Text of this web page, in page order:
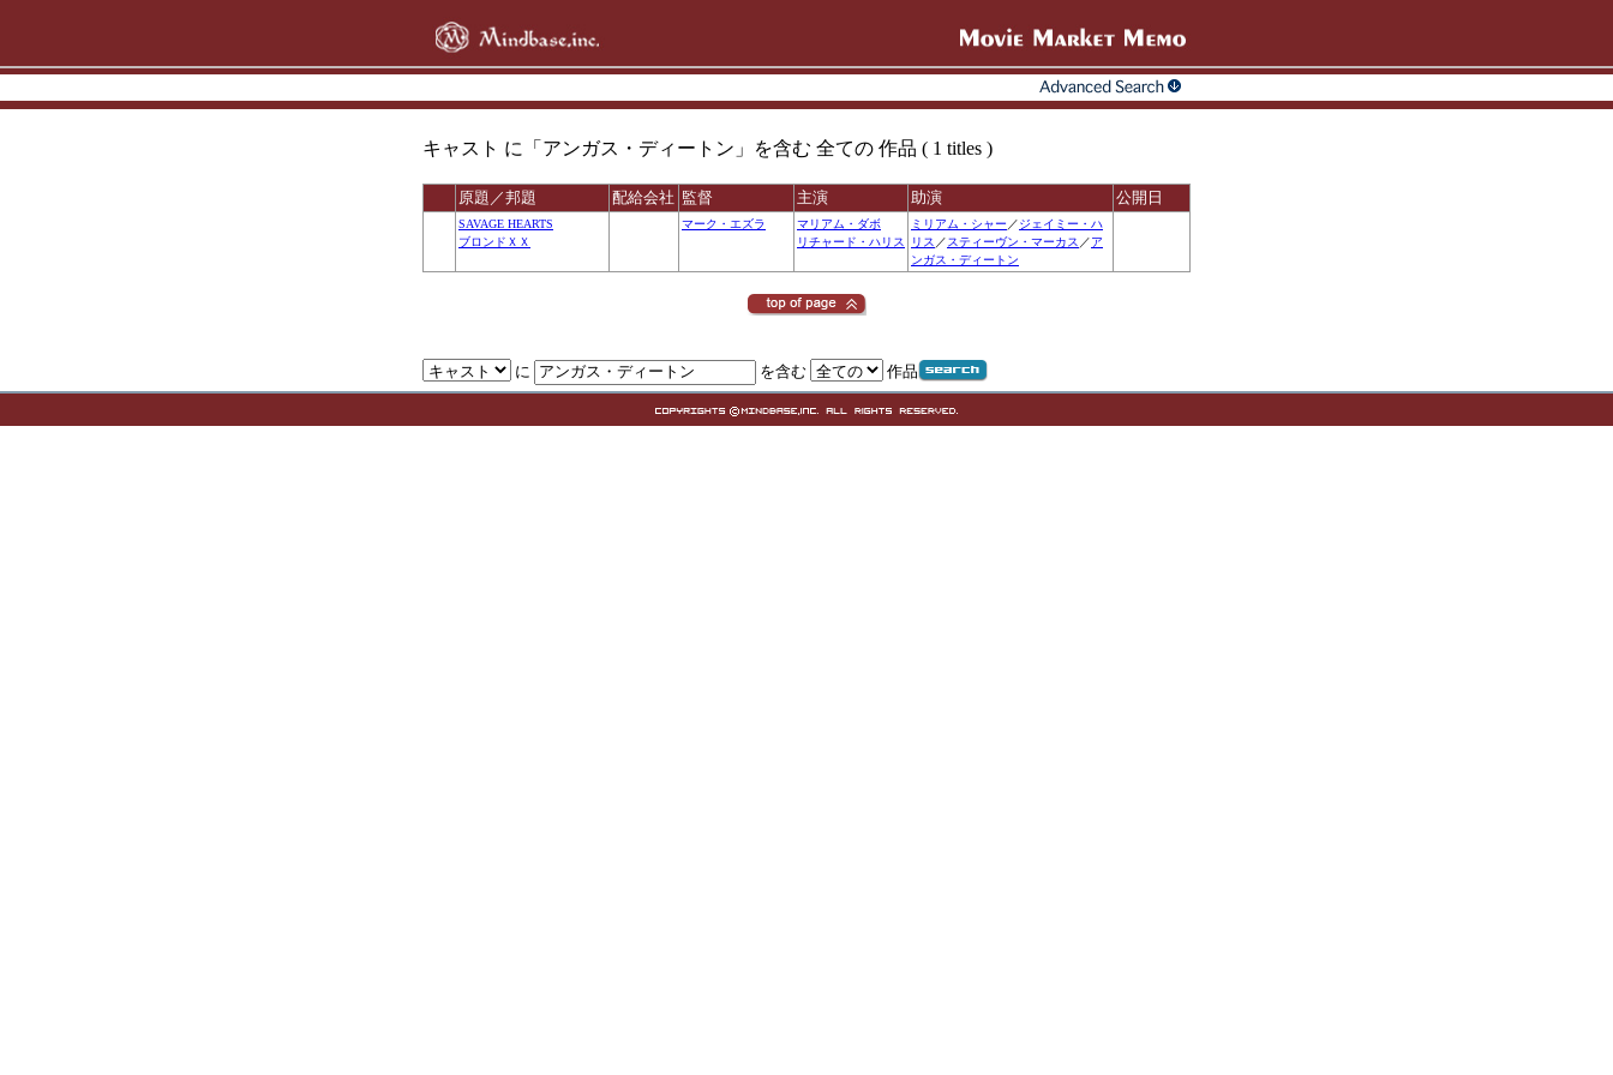
キャスト に「アンガス・ディートン」を含む 全ての 作品 ( 1 titles )
原題／邦題 配給会社 監督 主演 助演 公開日
SAVAGE HEARTS
ブロンドＸＸ
マーク・エズラ
マリアム・ダボ
リチャード・ハリス
ミリアム・シャー ／ジェイミー・ハ
リス ／スティーヴン・マーカス ／ア
ンガス・ディートン
に を含む 作品